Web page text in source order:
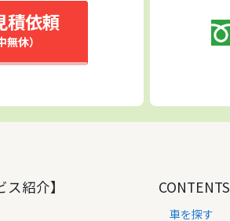
積依頼
無休）
紹介】 CONTENTS
車を探す